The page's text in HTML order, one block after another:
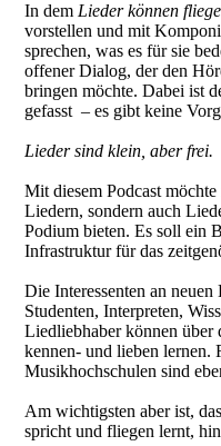
In dem Lieder können
vorstellen und mit
sprechen, was es für sie
offener Dialog, der den
bringen möchte. Dabei ist
gefasst – es gibt keine
Lieder sind klein, aber frei.
Mit diesem Podcast
Liedern, sondern auch
Podium bieten. Es soll ein
Infrastruktur für das
Die Interessenten an
Studenten, Interpreten,
Liedliebhaber können über
kennen- und lieben lernen.
Musikhochschulen sind
Am wichtigsten aber ist,
spricht und fliegen lernt,